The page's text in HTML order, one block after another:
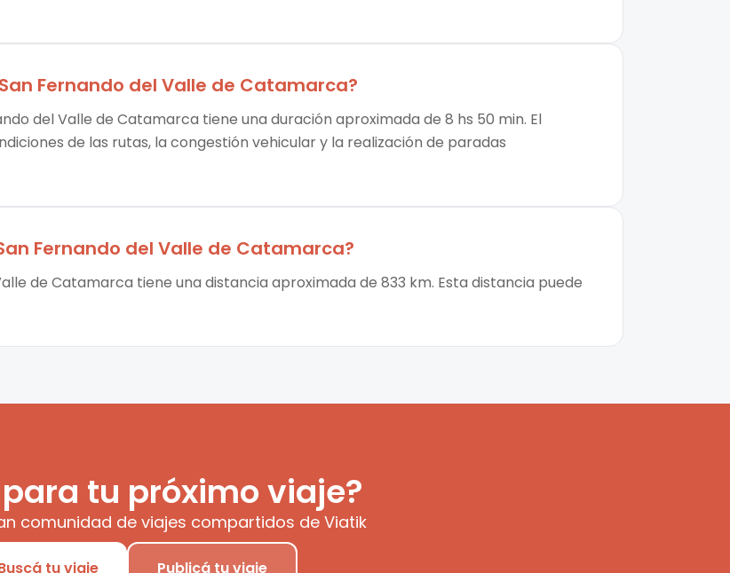
San Fernando del Valle de Catamarca?
del Valle de Catamarca tiene una duración aproximada de 8 hs 50 min. El
de las rutas, la congestión vehicular y la realización de paradas
Fernando del Valle de Catamarca?
de Catamarca tiene una distancia aproximada de 833 km. Esta distancia puede
para tu próximo viaje?
comunidad de viajes compartidos de Viatik
tu viaje Publicá tu viaje